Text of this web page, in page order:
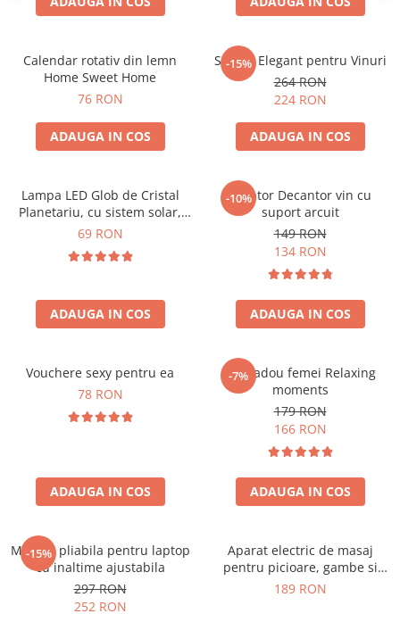
Calendar rotativ din lemn
Home Sweet Home
76 RON
ADAUGA IN COS
-15%
Suport Elegant pentru Vinuri
264 RON
224 RON
ADAUGA IN COS
Lampa LED Glob de Cristal
Planetariu, cu sistem solar,
cadou captivant
69 RON
ADAUGA IN COS
-10%
Aerator Decantor vin cu
suport arcuit
149 RON
134 RON
ADAUGA IN COS
Vouchere sexy pentru ea
78 RON
ADAUGA IN COS
-7%
Set cadou femei Relaxing
moments
179 RON
166 RON
ADAUGA IN COS
-15%
Masuta pliabila pentru laptop
cu inaltime ajustabila
297 RON
252 RON
Aparat electric de masaj
pentru picioare, gambe si
brate
189 RON